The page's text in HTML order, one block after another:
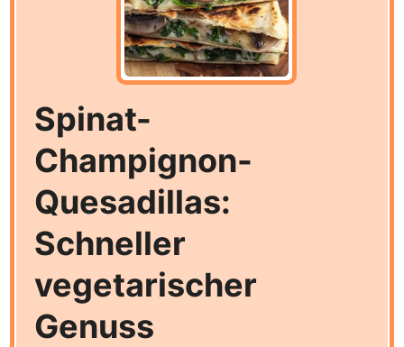
Spinat-
Champignon-
Quesadillas:
Schneller
vegetarischer
Genuss